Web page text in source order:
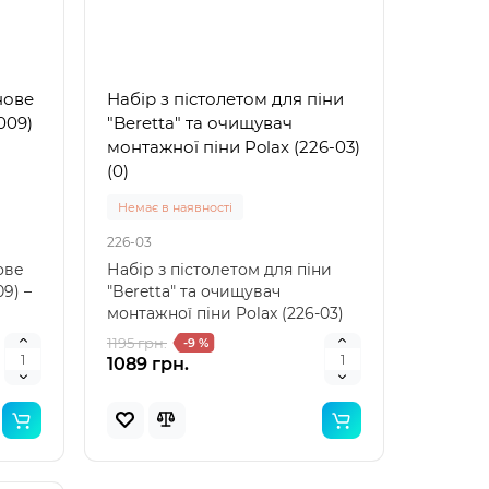
Популярний
Новинка
Ширина 46см) Надувний
–
Набір з пістолетом для піни
"Beretta" та очищувач
монтажної піни Polax (226-03)
(0)
Немає в наявності
226-03
Набір з пістолетом для піни
"Beretta" та очищувач
монтажної піни Polax (226-03)
— ідеальний вибір дл..
1195 грн. -9 %
1089 грн.